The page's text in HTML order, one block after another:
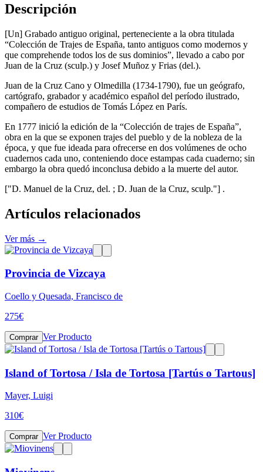
Descripción
[Un] Grabado antiguo original, perteneciente a la obra titulada
“Colección de Trajes de España, tanto antiguos como modernos y
que comprehende todos los de sus dominios”, llevado a cabo por
Juan de la Cruz (sculp.) y Josef Muñoz y Frias (del.).
Juan de la Cruz Cano y Olmedilla (1734-1790), fue un geógrafo,
cartógrafo, grabador y académico español del período ilustrado,
compañero de estudios de Tomás López en París.
En 1777 inició la edición de la “Colección de trajes de España”,
obra en la que se exponen trajes del pueblo y de la nobleza de la
época, y que fue ideada para ofrecerse en dos volúmenes de ocho
cuadernos cada uno, conteniendo doce estampas cada cuaderno; sin
embargo la obra quedó inconclusa debido a la muerte del autor.
["D. Manuel de la Cruz, del. ; D. Juan de la Cruz, sculp."] .
Artículos relacionados
Ver más →
Provincia de Vizcaya
Coello y Quesada, Francisco de
275€
Comprar Ver Producto
Island of Tortosa / Isla de Tortosa [Tartús o Tartous]
Mayer, Luigi
310€
Comprar Ver Producto